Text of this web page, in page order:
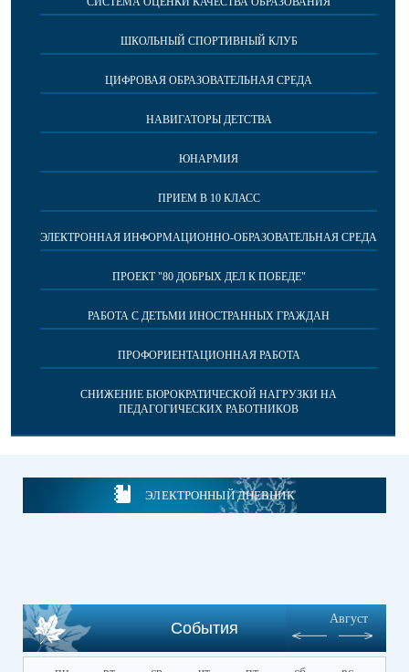
ШКОЛЬНЫЙ СПОРТИВНЫЙ КЛУБ
ЦИФРОВАЯ ОБРАЗОВАТЕЛЬНАЯ СРЕДА
НАВИГАТОРЫ ДЕТСТВА
ЮНАРМИЯ
ПРИЕМ В 10 КЛАСС
ЭЛЕКТРОННАЯ ИНФОРМАЦИОННО-ОБРАЗОВАТЕЛЬНАЯ СРЕДА
ПРОЕКТ "80 ДОБРЫХ ДЕЛ К ПОБЕДЕ"
РАБОТА С ДЕТЬМИ ИНОСТРАННЫХ ГРАЖДАН
ПРОФОРИЕНТАЦИОННАЯ РАБОТА
СНИЖЕНИЕ БЮРОКРАТИЧЕСКОЙ НАГРУЗКИ НА
ПЕДАГОГИЧЕСКИХ РАБОТНИКОВ
ЭЛЕКТРОННЫЙ ДНЕВНИК
События
Август